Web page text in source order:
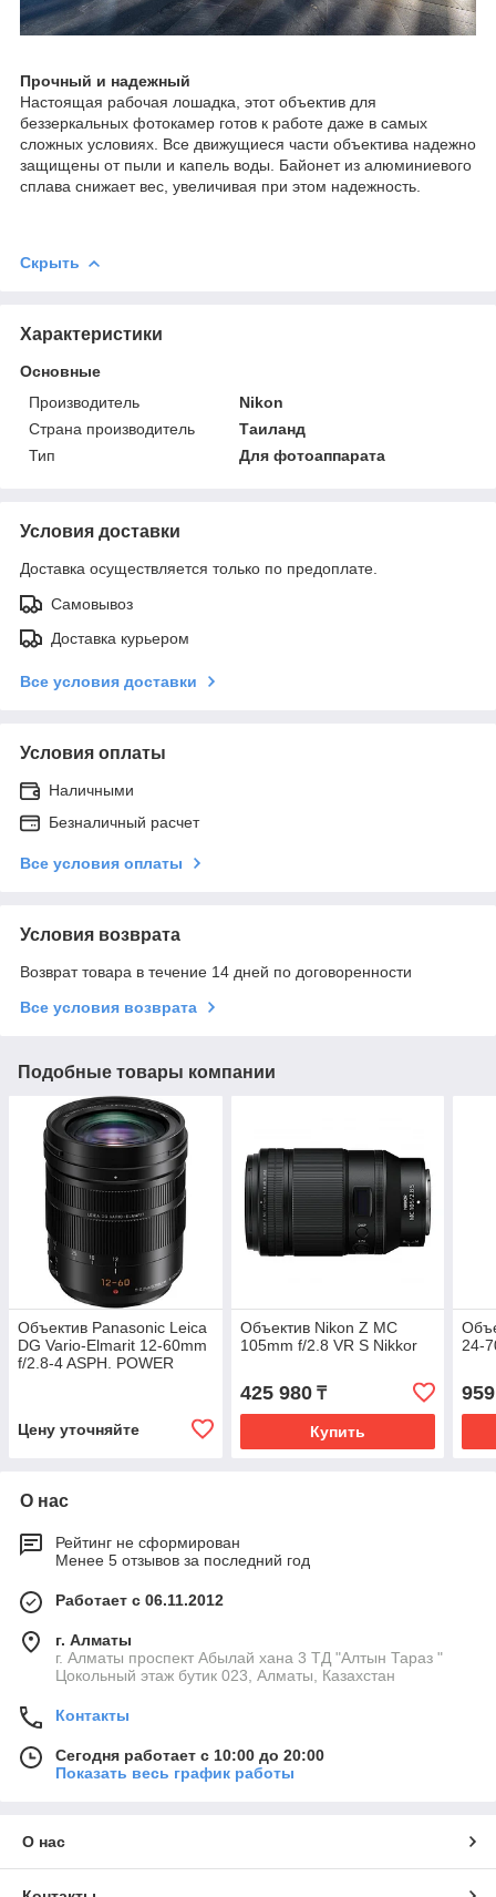
Прочный и надежный
Настоящая рабочая лошадка, этот объектив для
беззеркальных фотокамер готов к работе даже в самых
сложных условиях. Все движущиеся части объектива надежно
защищены от пыли и капель воды. Байонет из алюминиевого
сплава снижает вес, увеличивая при этом надежность.
Скрыть
Характеристики
Основные
Производитель
Nikon
Страна производитель
Таиланд
Тип
Для фотоаппарата
Условия доставки
Доставка осуществляется только по предоплате.
Самовывоз
Доставка курьером
Все условия доставки
Условия оплаты
Наличными
Безналичный расчет
Все условия оплаты
Условия возврата
Возврат товара в течение 14 дней по договоренности
Все условия возврата
Подобные товары компании
Объектив Panasonic Leica
DG Vario-Elmarit 12-60mm
f/2.8-4 ASPH. POWER
Цену уточняйте
Объектив Nikon Z MC
105mm f/2.8 VR S Nikkor
425 980₸
Купить
24-
О нас
Рейтинг не сформирован
Менее 5 отзывов за последний год
Работает с 06.11.2012
г. Алматы
г. Алматы проспект Абылай хана 3 ТД "Алтын Тараз "
Цокольный этаж бутик 023, Алматы, Казахстан
Контакты
Сегодня работает с 10:00 до 20:00
Показать весь график работы
О нас